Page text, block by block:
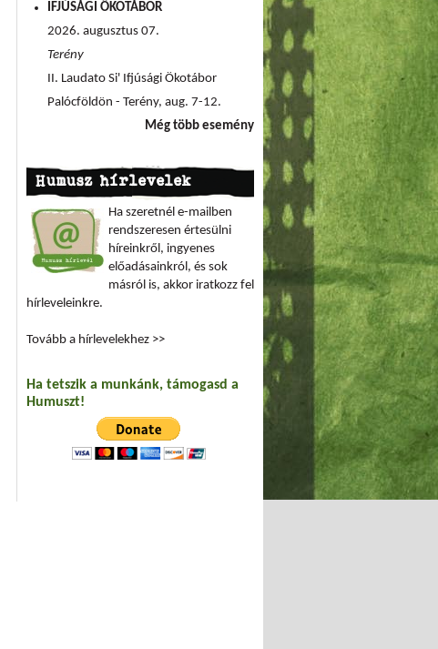
IFJÚSÁGI ÖKOTÁBOR
2026. augusztus 07.
Terény
II. Laudato Si' Ifjúsági Ökotábor
Palócföldön - Terény, aug. 7-12.
Még több esemény
Humusz hírlevelek
Ha szeretnél e-mailben
rendszeresen értesülni
híreinkről, ingyenes
előadásainkról, és sok
másról is, akkor iratkozz fel
hírleveleinkre.
Tovább a hírlevelekhez >>
Ha tetszik a munkánk, támogasd a
Humuszt!